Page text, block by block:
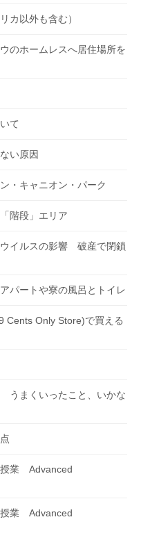
カ以外も含む）
のホームレスへ居住場所を
て
い原因
・キャニオン・パーク
階段」エリア
イルスの影響 破産で閉鎖
パートや寮の風呂とトイレ
Only Store)で買える
うまくいったこと、いかな
授業 Advanced
授業 Advanced